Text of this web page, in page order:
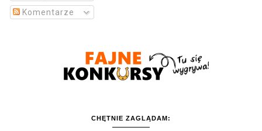
Komentarze
CHĘTNIE ZAGLĄDAM: